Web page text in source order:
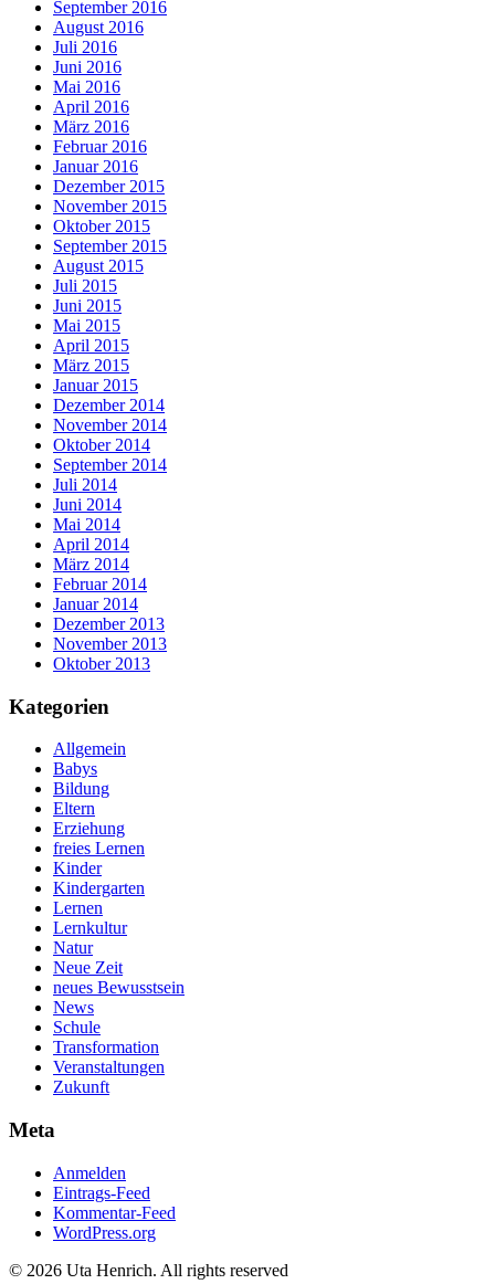
September 2016
August 2016
Juli 2016
Juni 2016
Mai 2016
April 2016
März 2016
Februar 2016
Januar 2016
Dezember 2015
November 2015
Oktober 2015
September 2015
August 2015
Juli 2015
Juni 2015
Mai 2015
April 2015
März 2015
Januar 2015
Dezember 2014
November 2014
Oktober 2014
September 2014
Juli 2014
Juni 2014
Mai 2014
April 2014
März 2014
Februar 2014
Januar 2014
Dezember 2013
November 2013
Oktober 2013
Kategorien
Allgemein
Babys
Bildung
Eltern
Erziehung
freies Lernen
Kinder
Kindergarten
Lernen
Lernkultur
Natur
Neue Zeit
neues Bewusstsein
News
Schule
Transformation
Veranstaltungen
Zukunft
Meta
Anmelden
Eintrags-Feed
Kommentar-Feed
WordPress.org
© 2026 Uta Henrich. All rights reserved